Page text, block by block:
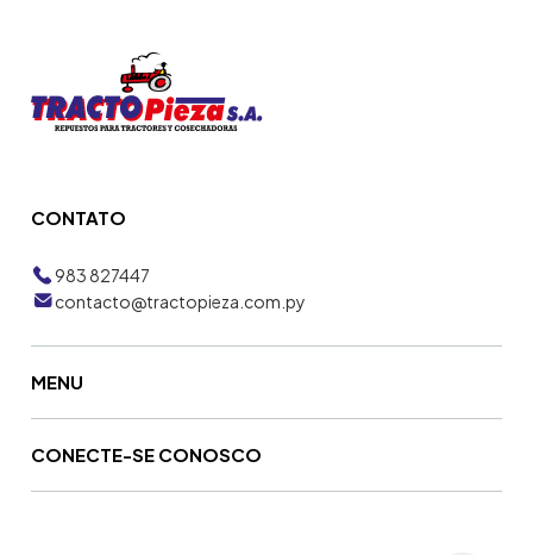
CONTATO
983 827447
contacto@tractopieza.com.py
MENU
CONECTE-SE CONOSCO